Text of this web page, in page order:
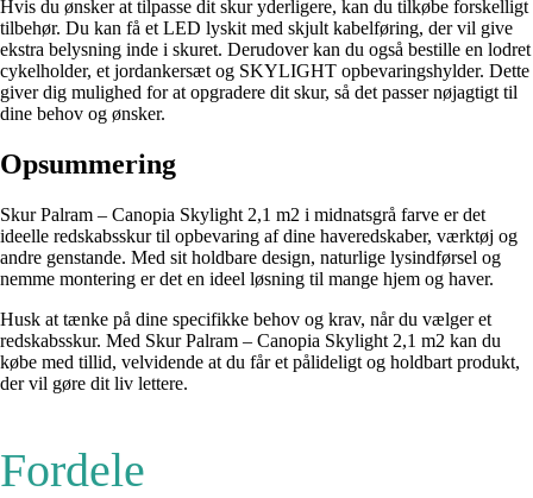
Hvis du ønsker at tilpasse dit skur yderligere, kan du tilkøbe forskelligt
tilbehør. Du kan få et LED lyskit med skjult kabelføring, der vil give
ekstra belysning inde i skuret. Derudover kan du også bestille en lodret
cykelholder, et jordankersæt og SKYLIGHT opbevaringshylder. Dette
giver dig mulighed for at opgradere dit skur, så det passer nøjagtigt til
dine behov og ønsker.
Opsummering
Skur Palram – Canopia Skylight 2,1 m2 i midnatsgrå farve er det
ideelle redskabsskur til opbevaring af dine haveredskaber, værktøj og
andre genstande. Med sit holdbare design, naturlige lysindførsel og
nemme montering er det en ideel løsning til mange hjem og haver.
Husk at tænke på dine specifikke behov og krav, når du vælger et
redskabsskur. Med Skur Palram – Canopia Skylight 2,1 m2 kan du
købe med tillid, velvidende at du får et pålideligt og holdbart produkt,
der vil gøre dit liv lettere.
Fordele